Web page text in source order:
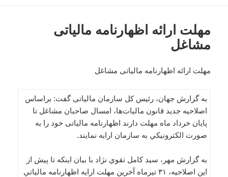
مهلت ارائه اظهارنامه مالیاتی
مشاغل
مهلت ارائه اظهارنامه مالیاتی مشاغل
به گزارش جهان، رئيس کل سازمان مالياتی گفت: براساس
اصلاحيه جديد قانون ماليات‌ها، امسال صاحبان مشاغل تا
پايان خرداد ماه مهلت دارند اظهارنامه مالياتی خود را به
صورت الکترونيکي به سازمان ارايه نمايند.
به گزارش مهر، سيد کامل تقوي نژاد با بيان اينکه تا پيش از
اين اصلاحيه، ۳۱ تيرماه آخرين مهلت ارايه اظهارنامه مالياتي